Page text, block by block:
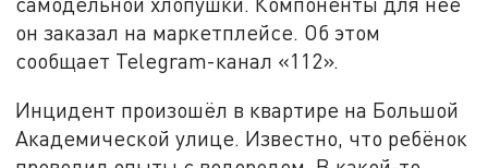
он заказал на маркетплейсе. Об этом
сообщает Telegram-канал «112».
Инцидент произошёл в квартире на Большой
Академической улице. Известно, что ребёнок